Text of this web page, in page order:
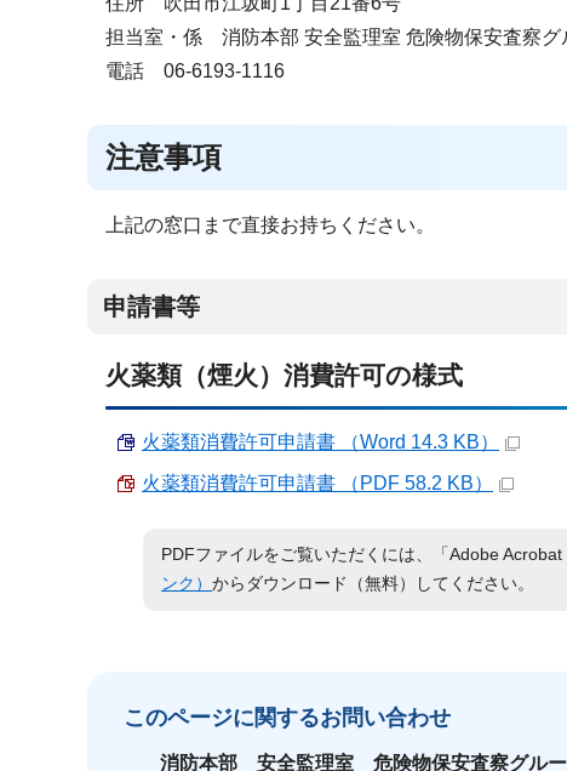
担当室・係 消防本部 安全監理室 危険物保安査察グ
電話 06-6193-1116
注意事項
上記の窓口まで直接お持ちください。
申請書等
火薬類（煙火）消費許可の様式
火薬類消費許可申請書 （Word 14.3 KB）
火薬類消費許可申請書 （PDF 58.2 KB）
PDFファイルをご覧いただくには、「Adobe
ンク） からダウンロード（無料）してください。
このページに関するお問い合わせ
消防本部 安全監理室 危険物保安査察グル